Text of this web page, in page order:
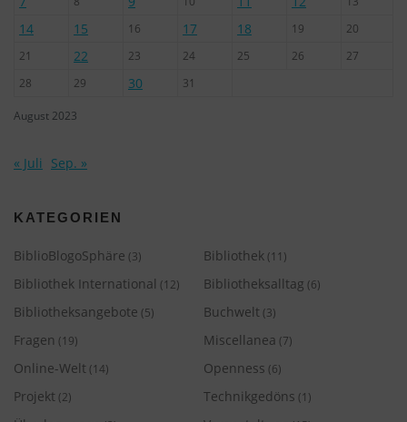
August 2023
14 15 16 17 18 19
20
21
22 23 24 25 26
27
28
29 30 31
« Juli Sep. »
KATEGORIEN
BiblioBlogoSphäre (3) Bibliothek (11)
Bibliothek International (12) Bibliotheksalltag (6)
Bibliotheksangebote (5) Buchwelt (3)
Fragen (19) Miscellanea (7)
Online-Welt (14) Openness (6)
Projekt (2) Technikgedöns (1)